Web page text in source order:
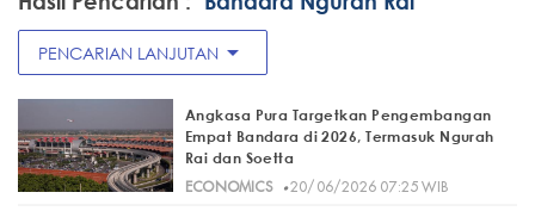
PENCARIAN LANJUTAN arrow_drop_down
Angkasa Pura Targetkan Pengembangan
Empat Bandara di 2026, Termasuk Ngurah
Rai dan Soetta
ECONOMICS· 20/06/2026 07:25 WIB